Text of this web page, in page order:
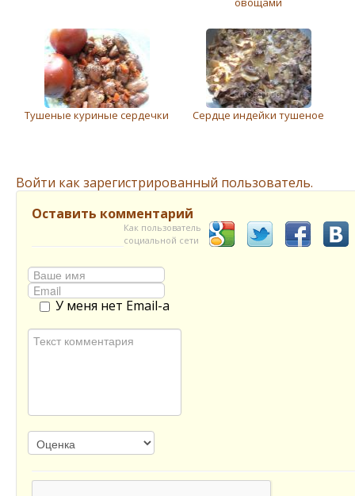
Тушеные куриные сердечки Сердце индейки тушеное
Войти как зарегистрированный пользователь.
Оставить комментарий
Как пользователь
социальной сети
У меня нет Email-а